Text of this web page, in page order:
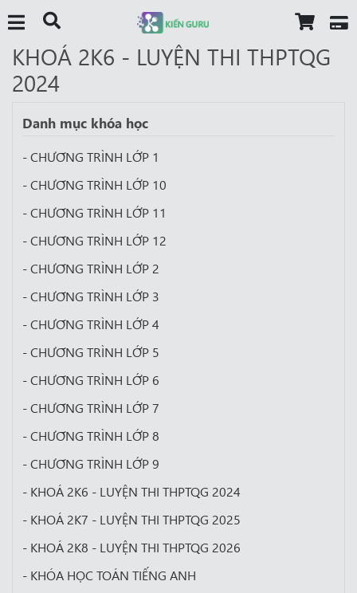
KHOÁ 2K6 - LUYỆN THI THPTQG
2024
Danh mục khóa học
- CHƯƠNG TRÌNH LỚP 1
- CHƯƠNG TRÌNH LỚP 10
- CHƯƠNG TRÌNH LỚP 11
- CHƯƠNG TRÌNH LỚP 12
- CHƯƠNG TRÌNH LỚP 2
- CHƯƠNG TRÌNH LỚP 3
- CHƯƠNG TRÌNH LỚP 4
- CHƯƠNG TRÌNH LỚP 5
- CHƯƠNG TRÌNH LỚP 6
- CHƯƠNG TRÌNH LỚP 7
- CHƯƠNG TRÌNH LỚP 8
- CHƯƠNG TRÌNH LỚP 9
- KHOÁ 2K6 - LUYỆN THI THPTQG 2024
- KHOÁ 2K7 - LUYỆN THI THPTQG 2025
- KHOÁ 2K8 - LUYỆN THI THPTQG 2026
- KHÓA HỌC TOÁN TIẾNG ANH